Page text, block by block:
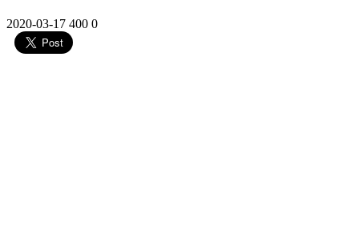
2020-03-17 400 0